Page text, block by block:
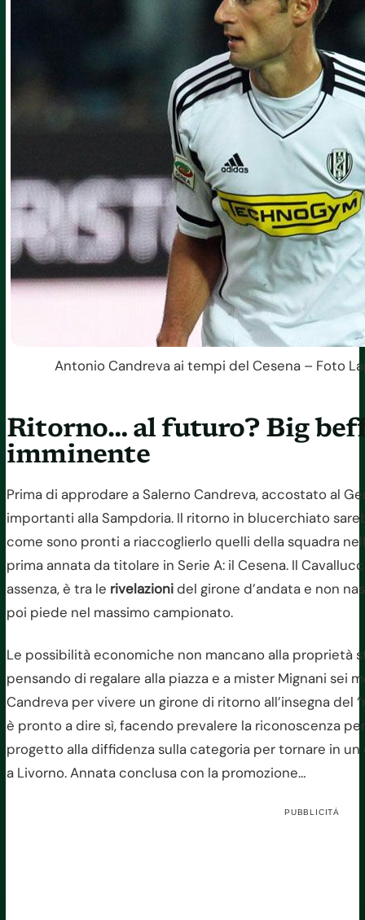
Antonio Candreva ai tempi del Cesena – Foto
Ritorno… al futuro? Big
imminente
Prima di approdare a Salerno Candreva, accostato al
importanti alla Sampdoria. Il ritorno in blucerchiato
come sono pronti a riaccoglierlo quelli della squadra
prima annata da titolare in Serie A: il Cesena. Il
assenza, è tra le rivelazionidel girone d’andata e non
poi piede nel massimo campionato.
Le possibilità economiche non mancano alla proprietà
pensando di regalare alla piazza e a mister Mignani
Candreva per vivere un girone di ritorno all’insegna del
è pronto a dire sì, facendo prevalere la riconoscenza
progetto alla diffidenza sulla categoria per tornare in
a Livorno. Annata conclusa con la promozione…
PUBBLICITÀ